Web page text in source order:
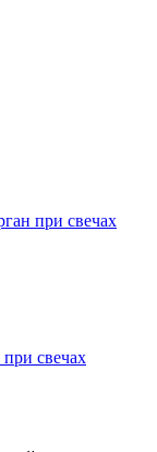
при свечах
свечах